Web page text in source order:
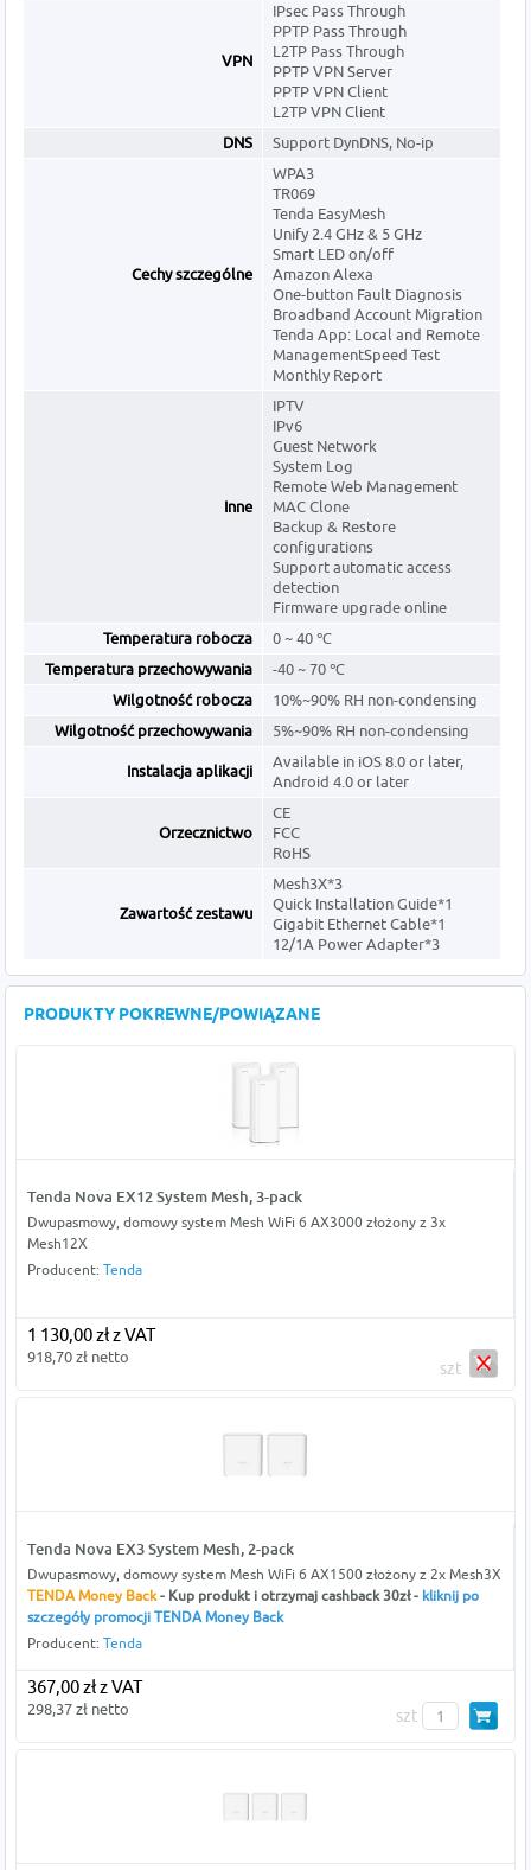
VPN
IPsec Pass Through
PPTP Pass Through
L2TP Pass Through
PPTP VPN Server
PPTP VPN Client
L2TP VPN Client
DNS
Support DynDNS, No-ip
Cechy szczególne
WPA3
TR069
Tenda EasyMesh
Unify 2.4 GHz & 5 GHz
Smart LED on/off
Amazon Alexa
One-button Fault Diagnosis
Broadband Account Migration
Tenda App: Local and Remote
ManagementSpeed Test
Monthly Report
Inne
IPTV
IPv6
Guest Network
System Log
Remote Web Management
MAC Clone
Backup & Restore
configurations
Support automatic access
detection
Firmware upgrade online
Temperatura robocza
0 ~ 40 ℃
Temperatura przechowywania
-40 ~ 70 ℃
Wilgotność robocza
10%~90% RH non-condensing
Wilgotność przechowywania
5%~90% RH non-condensing
Instalacja aplikacji
Available in iOS 8.0 or later,
Android 4.0 or later
Orzecznictwo
CE
FCC
RoHS
Zawartość zestawu
Mesh3X*3
Quick Installation Guide*1
Gigabit Ethernet Cable*1
12/1A Power Adapter*3
PRODUKTY POKREWNE/POWIĄZANE
Tenda Nova EX12 System Mesh, 3-pack
Dwupasmowy, domowy system Mesh WiFi 6 AX3000 złożony z 3x
Mesh12X
Producent: Tenda
1 130,00 zł z VAT
918,70 zł netto
szt
Tenda Nova EX3 System Mesh, 2-pack
Dwupasmowy, domowy system Mesh WiFi 6 AX1500 złożony z 2x Mesh3X
TENDA Money Back- Kup produkt i otrzymaj cashback 30zł - kliknij po
szczegóły promocji TENDA Money Back
Producent: Tenda
367,00 zł z VAT
298,37 zł netto szt